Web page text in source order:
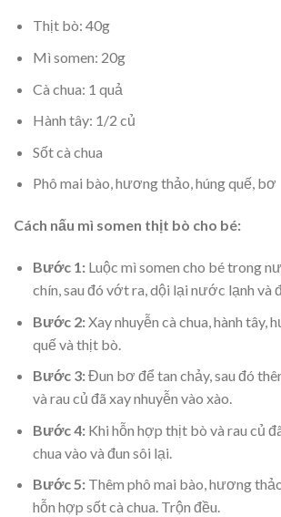
Thịt bò: 40g
Mì somen: 20g
Cà chua: 1 quả
Hành tây: 1/2 củ
Sốt cà chua
Phô mai bào, hương thảo, húng quế, bơ
Cách nấu mì somen thịt bò cho bé:
Bước 1: Luộc mì somen cho bé trong
chín, sau đó vớt ra, dội lại nước lạnh và
Bước 2:Xay nhuyễn cà chua, hành tây,
quế và thịt bò.
Bước 3:Đun bơ để tan chảy, sau đó
và rau củ đã xay nhuyễn vào xào.
Bước 4: Khi hỗn hợp thịt bò và rau củ
chua vào và đun sôi lại.
Bước 5:Thêm phô mai bào, hương
hỗn hợp sốt cà chua. Trộn đều.